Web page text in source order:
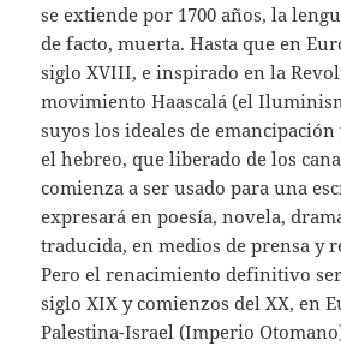
se extiende por 1700 años, la
de facto, muerta. Hasta que en
siglo XVIII, e inspirado en la
movimiento Haascalá (el
suyos los ideales de
el hebreo, que liberado de los
comienza a ser usado para una
expresará en poesía, novela,
traducida, en medios de prensa y
Pero el renacimiento definitivo
siglo XIX y comienzos del XX, en
Palestina-Israel (Imperio